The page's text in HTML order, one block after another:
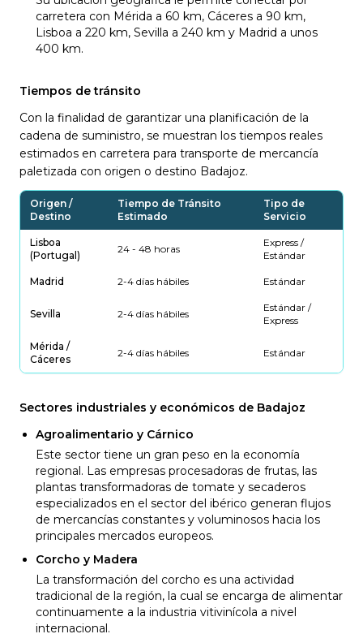
carretera con Mérida a 60 km, Cáceres a 90 km,
Lisboa a 220 km, Sevilla a 240 km y Madrid a unos
400 km.
Tiempos de tránsito
Con la finalidad de garantizar una planificación de la
cadena de suministro, se muestran los tiempos reales
estimados en carretera para transporte de mercancía
paletizada con origen o destino Badajoz.
Origen /
Destino
Tiempo de Tránsito
Estimado
Tipo de
Servicio
Lisboa
(Portugal)
24 - 48 horas
Express /
Estándar
Madrid 2-4 días hábiles Estándar
Sevilla 2-4 días hábiles
Estándar /
Express
Mérida /
Cáceres
2-4 días hábiles Estándar
Sectores industriales y económicos de Badajoz
Agroalimentario y Cárnico
Este sector tiene un gran peso en la economía
regional. Las empresas procesadoras de frutas, las
plantas transformadoras de tomate y secaderos
especializados en el sector del ibérico generan flujos
de mercancías constantes y voluminosos hacia los
principales mercados europeos.
Corcho y Madera
La transformación del corcho es una actividad
tradicional de la región, la cual se encarga de alimentar
continuamente a la industria vitivinícola a nivel
internacional.